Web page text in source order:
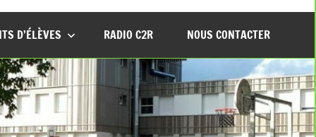
D’ÉLÈVES RADIO C2R NOUS CONTACTER